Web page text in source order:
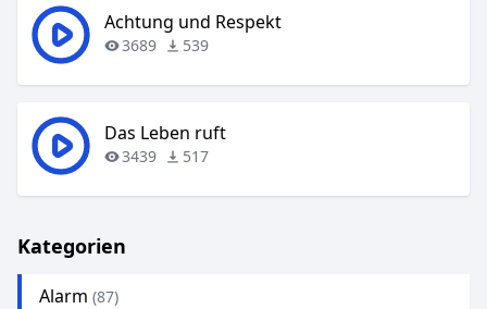
Achtung und Respekt
3689 539
Das Leben ruft
3439 517
Kategorien
Alarm (87)